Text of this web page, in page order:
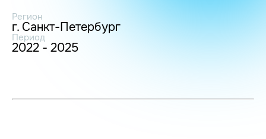
Регион
г. Санкт-Петербург
Период
2022 - 2025